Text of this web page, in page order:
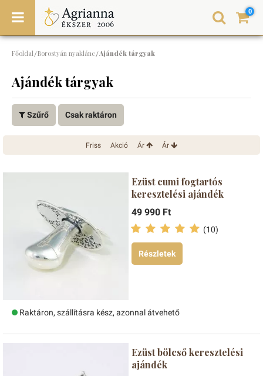
0
Főoldal/Borostyán nyaklánc/Ajándék tárgyak
Ajándék tárgyak
Szűrő Csak raktáron
Friss Akció Ár Ár
Ezüst cumi fogtartós
keresztelési ajándék
49 990 Ft
(10)
Részletek
Raktáron, szállításra kész, azonnal átvehető
Ezüst bölcső keresztelési
ajándék